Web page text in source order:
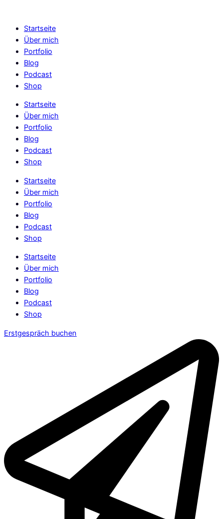
contentStartseite
Über mich
Portfolio
Blog
Podcast
Shop
Startseite
Über mich
Portfolio
Blog
Podcast
Shop
Startseite
Über mich
Portfolio
Blog
Podcast
Shop
Startseite
Über mich
Portfolio
Blog
Podcast
Shop
Erstgespräch buchen